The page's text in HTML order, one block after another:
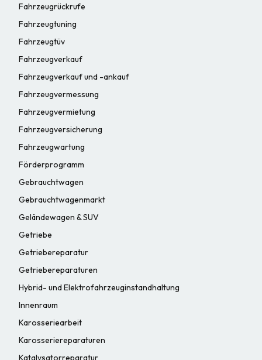
Fahrzeugrückrufe
Fahrzeugtuning
Fahrzeugtüv
Fahrzeugverkauf
Fahrzeugverkauf und -ankauf
Fahrzeugvermessung
Fahrzeugvermietung
Fahrzeugversicherung
Fahrzeugwartung
Förderprogramm
Gebrauchtwagen
Gebrauchtwagenmarkt
Geländewagen & SUV
Getriebe
Getriebereparatur
Getriebereparaturen
Hybrid- und Elektrofahrzeuginstandhaltung
Innenraum
Karosseriearbeit
Karosseriereparaturen
Katalysatorreparatur